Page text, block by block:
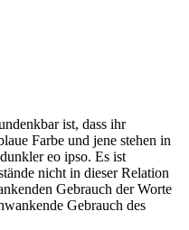
ist, dass ihr
Farbe und jene stehen in
eo ipso. Es ist
nicht in dieser Relation
Gebrauch der Worte
Gebrauch des